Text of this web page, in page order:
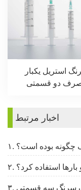
استریل یکبار
دو قسمتی
اخبار مرتبط
یک سرنگ سه قسمتی